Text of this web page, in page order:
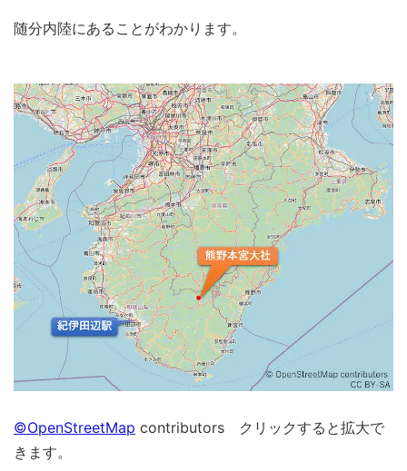
随分内陸にあることがわかります。
©OpenStreetMap contributors クリックすると拡大で
きます。